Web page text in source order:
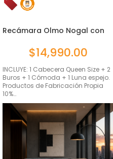
Recámara Olmo Nogal con
$14,990.00
INCLUYE: 1 Cabecera Queen Size + 2
Buros + 1 Cómoda + 1 Luna espejo.
Productos de Fabricación Propia
10%…